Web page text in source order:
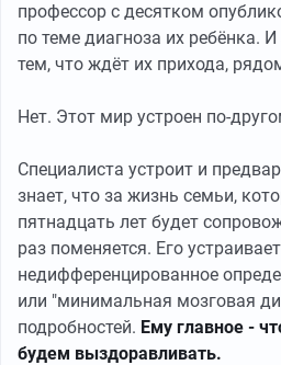
профессор с десятком
по теме диагноза их ребёнка.
тем, что ждёт их прихода,
Нет. Этот мир устроен по-
Специалиста устроит и
знает, что за жизнь семьи,
пятнадцать лет будет
раз поменяется. Его
недифференцированное
или "минимальная мозговая
подробностей. Ему главное -
будем выздоравливать.